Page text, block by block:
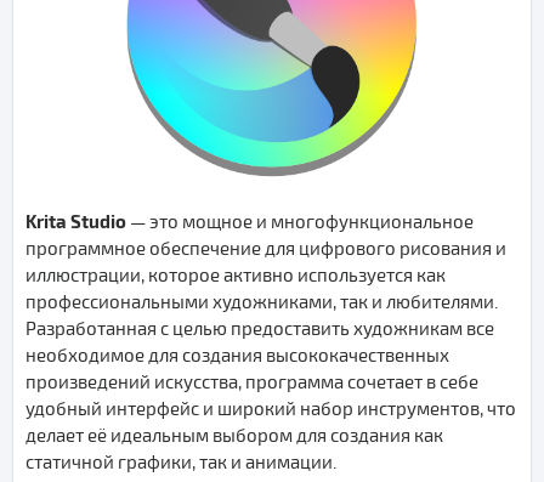
Krita Studio — это мощное и многофункциональное
программное обеспечение для цифрового рисования и
иллюстрации, которое активно используется как
профессиональными художниками, так и любителями.
Разработанная с целью предоставить художникам все
необходимое для создания высококачественных
произведений искусства, программа сочетает в себе
удобный интерфейс и широкий набор инструментов, что
делает её идеальным выбором для создания как
статичной графики, так и анимации.